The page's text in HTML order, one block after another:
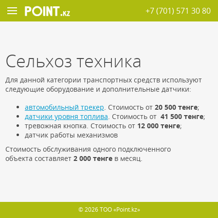
+7 (701) 571 30 80
Сельхоз техника
Для данной категории транспортных средств используют
следующие оборудование и дополнительные датчики:
автомобильный трекер. Стоимость от 20 500 тенге;
датчики уровня топлива. Стоимость от 41 500 тенге;
тревожная кнопка. Стоимость от 12 000 тенге;
датчик работы механизмов
Стоимость обслуживания одного подключенного
объекта составляет 2 000 тенге в месяц.
© 2026 ТОО «Point.kz»